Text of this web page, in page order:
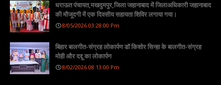
धराऊत पंचायत,मखदुमपुर,जिला जहानाबाद में जिलाअधिकारी जहानाबाद
की मौजूदगी में एक दिवसीय सहायता शिविर लगाया गया।
8/05/2026 03:28:00 Pm
बिहार बालगीत-संग्रह लोकार्पण डॉ किशोर सिन्हा के बालगीत-संग्रह
मोही और दद्दू का लोकार्पण
8/02/2026 08:13:00 Pm